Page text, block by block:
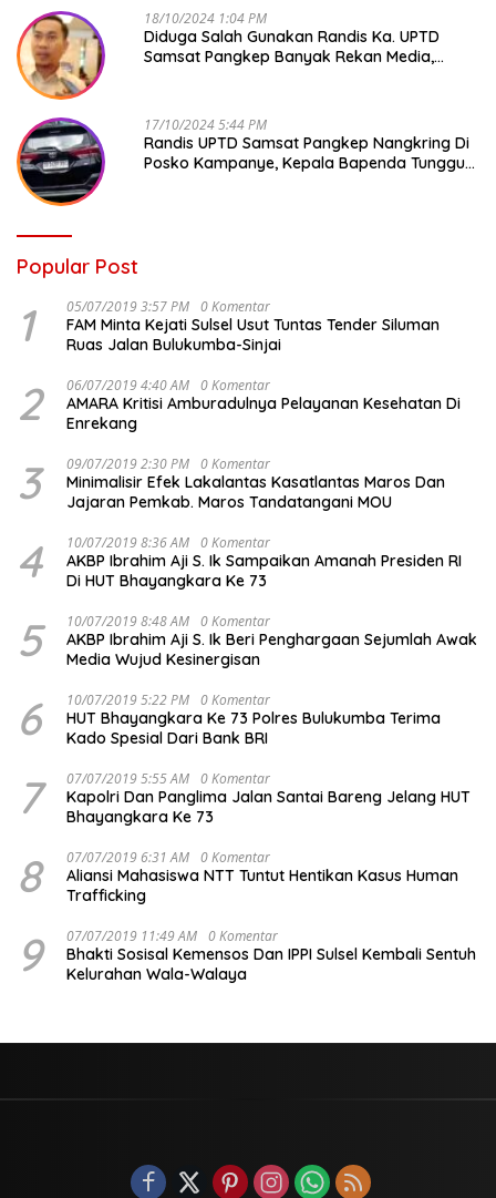
18/10/2024 1:04 PM
Diduga Salah Gunakan Randis Ka. UPTD
Samsat Pangkep Banyak Rekan Media,
17/10/2024 5:44 PM
Randis UPTD Samsat Pangkep Nangkring Di
Posko Kampanye, Kepala Bapenda Tunggu
Popular Post
1 05/07/2019 3:57 PM 0 Komentar
FAM Minta Kejati Sulsel Usut Tuntas Tender Siluman
Ruas Jalan Bulukumba-Sinjai
2 06/07/2019 4:40 AM 0 Komentar
AMARA Kritisi Amburadulnya Pelayanan Kesehatan Di
Enrekang
3 09/07/2019 2:30 PM 0 Komentar
Minimalisir Efek Lakalantas Kasatlantas Maros Dan
Jajaran Pemkab. Maros Tandatangani MOU
4 10/07/2019 8:36 AM 0 Komentar
AKBP Ibrahim Aji S. Ik Sampaikan Amanah Presiden RI
Di HUT Bhayangkara Ke 73
5 10/07/2019 8:48 AM 0 Komentar
AKBP Ibrahim Aji S. Ik Beri Penghargaan Sejumlah Awak
Media Wujud Kesinergisan
6 10/07/2019 5:22 PM 0 Komentar
HUT Bhayangkara Ke 73 Polres Bulukumba Terima
Kado Spesial Dari Bank BRI
7 07/07/2019 5:55 AM 0 Komentar
Kapolri Dan Panglima Jalan Santai Bareng Jelang HUT
Bhayangkara Ke 73
8 07/07/2019 6:31 AM 0 Komentar
Aliansi Mahasiswa NTT Tuntut Hentikan Kasus Human
Trafficking
9 07/07/2019 11:49 AM 0 Komentar
Bhakti Sosisal Kemensos Dan IPPI Sulsel Kembali Sentuh
Kelurahan Wala-Walaya